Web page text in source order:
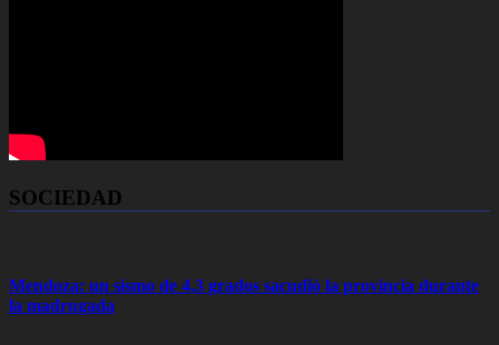
SOCIEDAD
Mendoza: un sismo de 4,3 grados sacudió la provincia durante
la madrugada